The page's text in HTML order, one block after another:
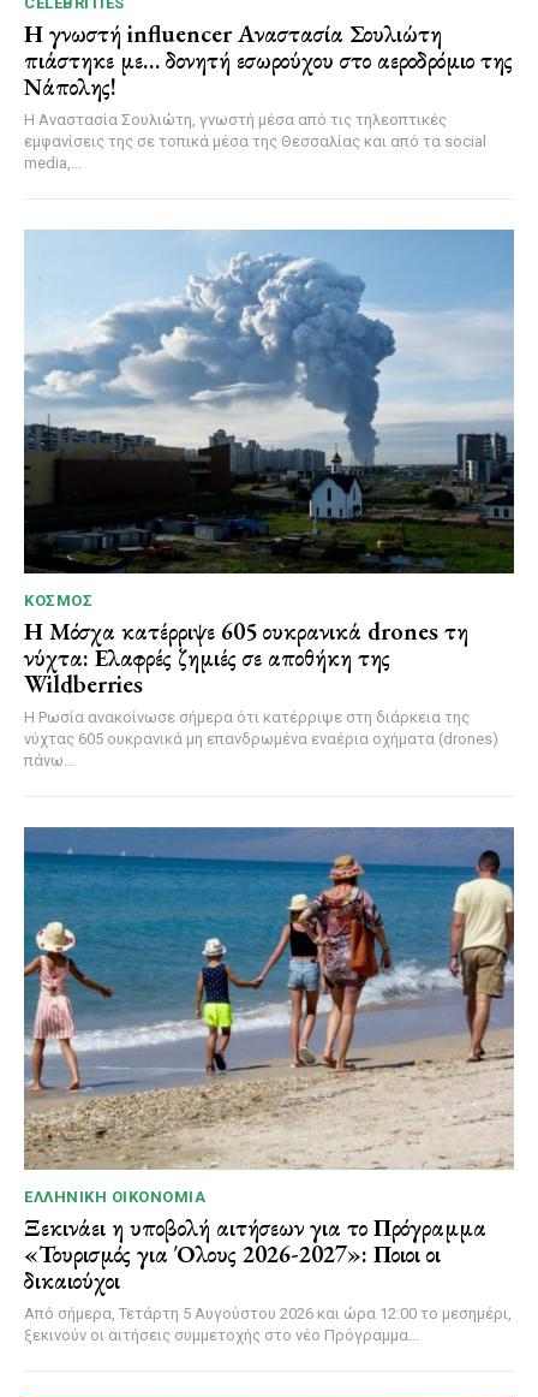
Η γνωστή influencer Αναστασία Σουλιώτη
πιάστηκε με… δονητή εσωρούχου στο αεροδρόμιο της
Νάπολης!
Η Αναστασία Σουλιώτη, γνωστή μέσα από τις τηλεοπτικές
εμφανίσεις της σε τοπικά μέσα της Θεσσαλίας και από τα social
media,...
ΚΌΣΜΟΣ
Η Μόσχα κατέρριψε 605 ουκρανικά drones τη
νύχτα: Ελαφρές ζημιές σε αποθήκη της
Wildberries
Η Ρωσία ανακοίνωσε σήμερα ότι κατέρριψε στη διάρκεια της
νύχτας 605 ουκρανικά μη επανδρωμένα εναέρια οχήματα (drones)
πάνω...
ΕΛΛΗΝΙΚΉ ΟΙΚΟΝΟΜΊΑ
Ξεκινάει η υποβολή αιτήσεων για το Πρόγραμμα
«Τουρισμός για Όλους 2026-2027»: Ποιοι οι
δικαιούχοι
Από σήμερα, Τετάρτη 5 Αυγούστου 2026 και ώρα 12:00 το μεσημέρι,
ξεκινούν οι αιτήσεις συμμετοχής στο νέο Πρόγραμμα...